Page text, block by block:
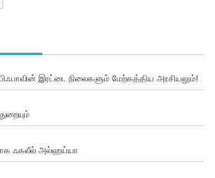
இரட்டை நிலைகளும் மேற்கத்திய அரசியலும்!
ஃகலீல் அல்ஹய்யா